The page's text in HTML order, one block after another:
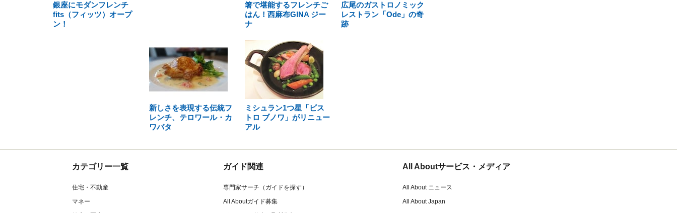
銀座にモダンフレンチ
fits（フィッツ）オープ
ン！
箸で堪能するフレンチご
はん！西麻布GINA ジー
ナ
広尾のガストロノミック
レストラン「Ode」の奇
跡
新しさを表現する伝統フ
レンチ、テロワール・カ
ワバタ
ミシュラン1つ星「ビス
トロ ブノワ」がリニュー
アル
カテゴリー一覧
住宅・不動産
マネー
ガイド関連
専門家サーチ（ガイドを探す）
All Aboutガイド募集
All Aboutサービス・メディア
All About ニュース
All About Japan